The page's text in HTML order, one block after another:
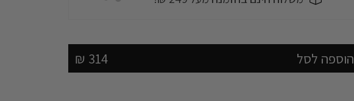
הוספה לסל 314 ₪